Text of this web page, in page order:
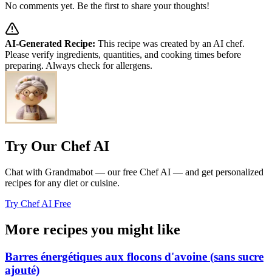
No comments yet. Be the first to share your thoughts!
AI-Generated Recipe: This recipe was created by an AI chef.
Please verify ingredients, quantities, and cooking times before
preparing. Always check for allergens.
Try Our Chef AI
Chat with Grandmabot — our free Chef AI — and get personalized
recipes for any diet or cuisine.
Try Chef AI Free
More recipes you might like
Barres énergétiques aux flocons d'avoine (sans sucre
ajouté)